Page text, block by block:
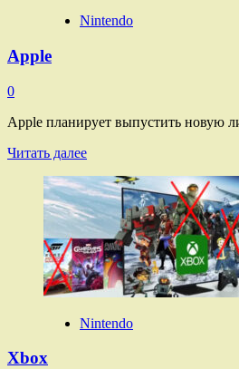
Nintendo
Apple
0
Apple планирует выпустить новую
Читать далееПрочитать
Apple
Nintendo
Xbox